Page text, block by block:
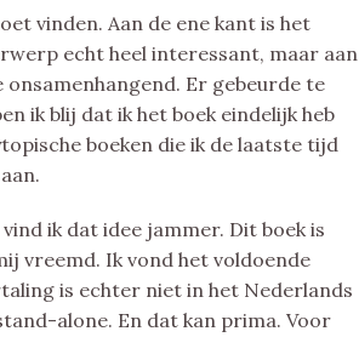
vinden. Aan de ene kant is het
echt heel interessant, maar aan
Er gebeurde te
ik blij dat ik het boek eindelijk heb
boeken die ik de laatste tijd
ik dat idee jammer. Dit boek is
vreemd. Ik vond het voldoende
is echter niet in het Nederlands
alone. En dat kan prima. Voor